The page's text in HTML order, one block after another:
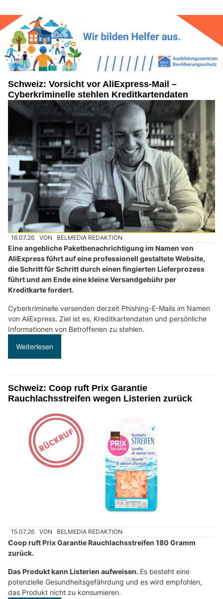
Schweiz: Vorsicht vor AliExpress-Mail –
Cyberkriminelle stehlen Kreditkartendaten
16.07.26 VON BELMEDIA REDAKTION
Eine angebliche Paketbenachrichtigung im Namen von
AliExpress führt auf eine professionell gestaltete Website,
die Schritt für Schritt durch einen fingierten Lieferprozess
führt und am Ende eine kleine Versandgebühr per
Kreditkarte fordert.
Cyberkriminelle versenden derzeit Phishing-E-Mails im Namen
von AliExpress. Ziel ist es, Kreditkartendaten und persönliche
Informationen von Betroffenen zu stehlen.
Weiterlesen
Schweiz: Coop ruft Prix Garantie
Rauchlachsstreifen wegen Listerien zurück
15.07.26 VON BELMEDIA REDAKTION
Coop ruft Prix Garantie Rauchlachsstreifen 180 Gramm
zurück.
Das Produkt kann Listerien aufweisen. Es besteht eine
potenzielle Gesundheitsgefährdung und es wird empfohlen,
das Produkt nicht zu konsumieren.